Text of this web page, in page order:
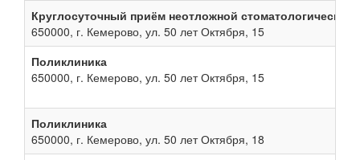
Круглосуточный приём неотложной
650000, г. Кемерово, ул. 50 лет Октября, 15
Поликлиника
650000, г. Кемерово, ул. 50 лет Октября, 15
Поликлиника
650000, г. Кемерово, ул. 50 лет Октября, 18